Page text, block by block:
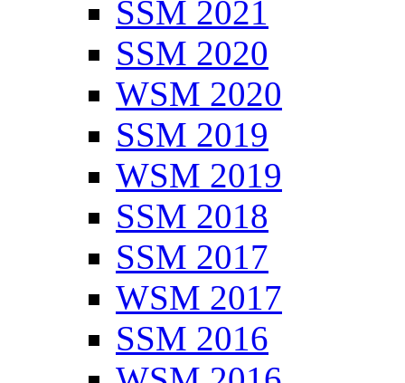
SSM 2021
SSM 2020
WSM 2020
SSM 2019
WSM 2019
SSM 2018
SSM 2017
WSM 2017
SSM 2016